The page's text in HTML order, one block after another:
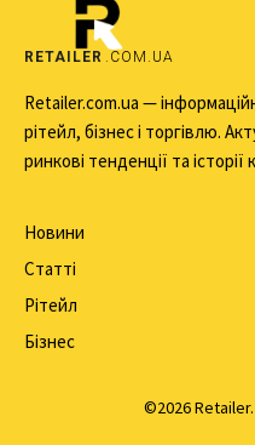
RETAILER .COM.UA
Retailer.com.ua —
рітейл, бізнес і торгівлю.
ринкові тенденції та історії
Новини
Статті
Рітейл
Бізнес
©2026 Retailer.